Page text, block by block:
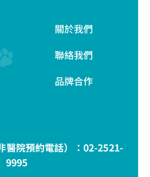
關於我們
聯絡我們
品牌合作
醫院預約電話）： 02-2521-
9995